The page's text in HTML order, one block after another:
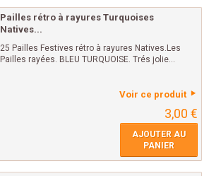
Pailles rétro à rayures Turquoises
Natives...
25 Pailles Festives rétro à rayures Natives.Les
Pailles rayées. BLEU TURQUOISE. Trés jolie...
Voir ce produit
3,00 €
AJOUTER AU
PANIER